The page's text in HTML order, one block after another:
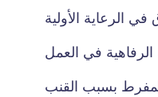
في الرعاية الأولية
في العمل
بسبب القنب